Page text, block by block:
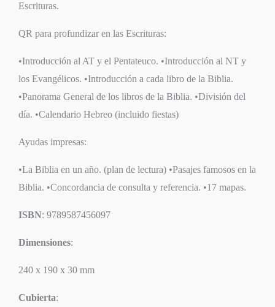
Escrituras.
QR para profundizar en las Escrituras:
•Introducción al AT y el Pentateuco. •Introducción al NT y
los Evangélicos. •Introducción a cada libro de la Biblia.
•Panorama General de los libros de la Biblia. •División del
día. •Calendario Hebreo (incluido fiestas)
Ayudas impresas:
•La Biblia en un año. (plan de lectura) •Pasajes famosos en la
Biblia. •Concordancia de consulta y referencia. •17 mapas.
ISBN: 9789587456097
Dimensiones:
240 x 190 x 30 mm
Cubierta: